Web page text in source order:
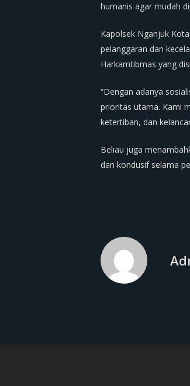
humanis agar mudah
Kapolsek Nganjuk
pelanggaran dan
Harkamtibmas yang
“Dengan adanya
prioritas utama. Kami
ketertiban, dan
Beliau juga
dan kondusif selama